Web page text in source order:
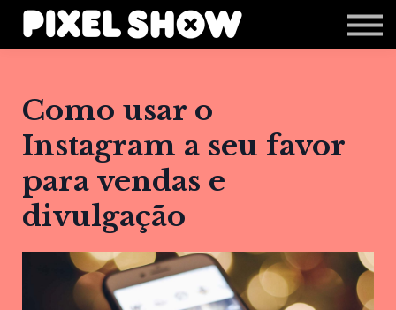
Shop
Revista Zupi
Login
Como usar o
Instagram a seu favor
para vendas e
divulgação